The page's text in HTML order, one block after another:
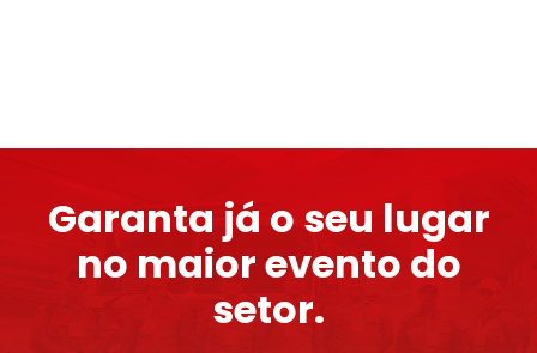
Garanta já o seu lugar
no maior evento do
setor.